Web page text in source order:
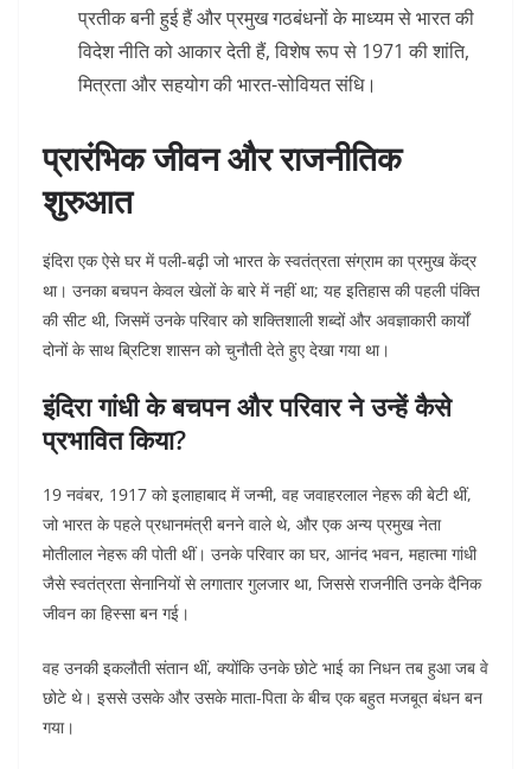
प्रतीक बनी हुई हैं और प्रमुख गठबंधनों के माध्यम से भारत की
विदेश नीति को आकार देती हैं, विशेष रूप से 1971 की शांति,
मित्रता और सहयोग की भारत-सोवियत संधि।
प्रारंभिक जीवन और राजनीतिक
शुरुआत
इंदिरा एक ऐसे घर में पली-बढ़ी जो भारत के स्वतंत्रता संग्राम का प्रमुख केंद्र
था। उनका बचपन केवल खेलों के बारे में नहीं था; यह इतिहास की पहली पंक्ति
की सीट थी, जिसमें उनके परिवार को शक्तिशाली शब्दों और अवज्ञाकारी कार्यों
दोनों के साथ ब्रिटिश शासन को चुनौती देते हुए देखा गया था।
इंदिरा गांधी के बचपन और परिवार ने उन्हें कैसे
प्रभावित किया?
19 नवंबर, 1917 को इलाहाबाद में जन्मी, वह जवाहरलाल नेहरू की बेटी थीं,
जो भारत के पहले प्रधानमंत्री बनने वाले थे, और एक अन्य प्रमुख नेता
मोतीलाल नेहरू की पोती थीं। उनके परिवार का घर, आनंद भवन, महात्मा गांधी
जैसे स्वतंत्रता सेनानियों से लगातार गुलजार था, जिससे राजनीति उनके दैनिक
जीवन का हिस्सा बन गई।
वह उनकी इकलौती संतान थीं, क्योंकि उनके छोटे भाई का निधन तब हुआ जब वे
छोटे थे। इससे उसके और उसके माता-पिता के बीच एक बहुत मजबूत बंधन बन
गया।